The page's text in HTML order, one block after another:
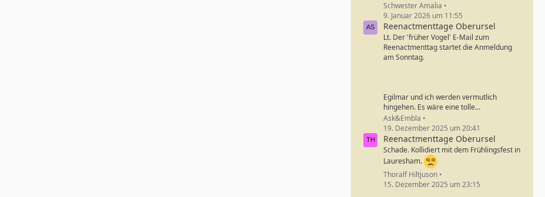
Schwester Amalia
9. Januar 2026 um 11:55
Reenactmenttage Oberursel
Lt. Der 'früher Vogel' E-Mail zum
Reenactmenttag startet die Anmeldung
am Sonntag.
Egilmar und ich werden vermutlich
hingehen. Es wäre eine tolle…
Ask&Embla
19. Dezember 2025 um 20:41
Reenactmenttage Oberursel
Schade. Kollidiert mit dem Frühlingsfest in
Lauresham.
Thoralf Hiltjuson
15. Dezember 2025 um 23:15